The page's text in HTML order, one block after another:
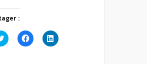
:
Cliquez
pour
Cliquez
pour
Cliquez
pour